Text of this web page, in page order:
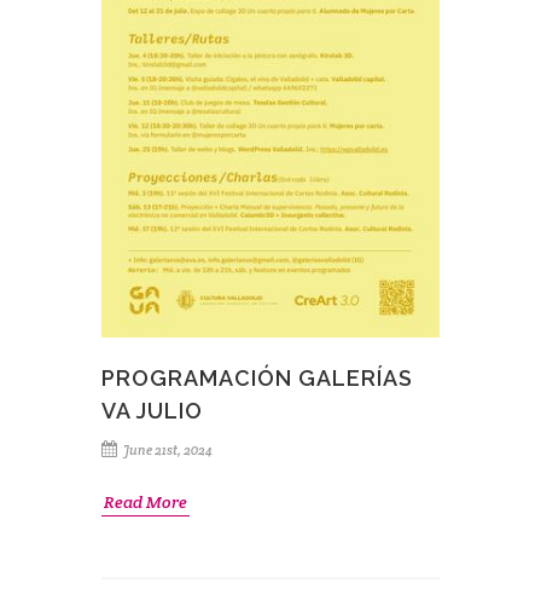
PROGRAMACIÓN GALERÍAS
VA JULIO
June 21st, 2024
Read More